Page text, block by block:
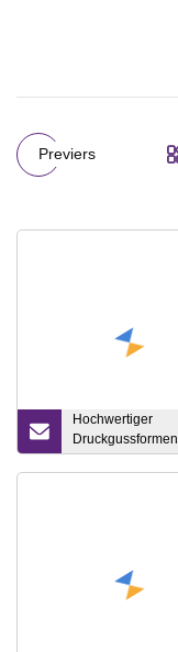
Previers
Hochwertiger
der
herstellt